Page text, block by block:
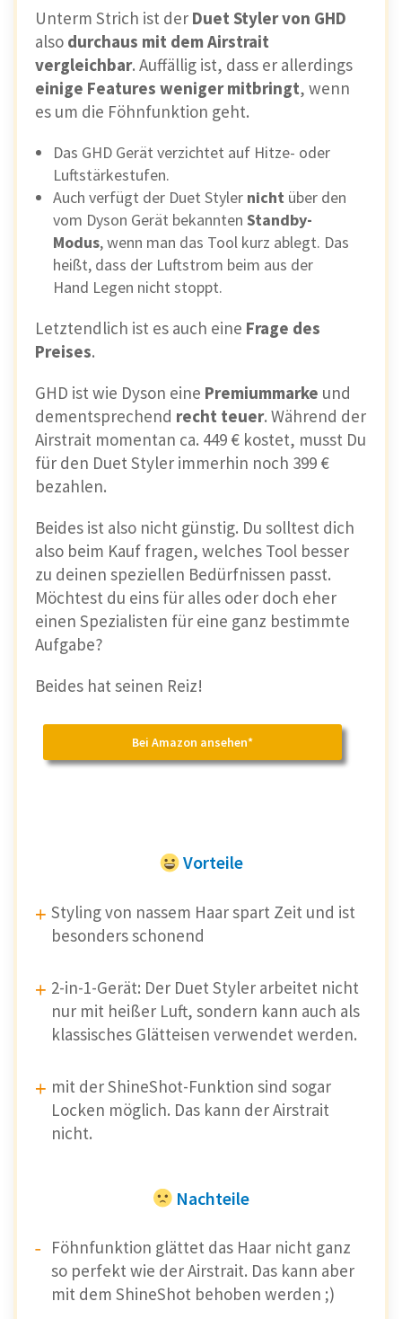
Unterm Strich ist der Duet Styler von GHD
also durchaus mit dem Airstrait
vergleichbar. Auffällig ist, dass er allerdings
einige Features weniger mitbringt, wenn
es um die Föhnfunktion geht.
Das GHD Gerät verzichtet auf Hitze- oder
Luftstärkestufen.
Auch verfügt der Duet Styler nicht über den
vom Dyson Gerät bekannten Standby-
Modus, wenn man das Tool kurz ablegt. Das
heißt, dass der Luftstrom beim aus der
Hand Legen nicht stoppt.
Letztendlich ist es auch eine Frage des
Preises.
GHD ist wie Dyson eine Premiummarke und
dementsprechend recht teuer. Während der
Airstrait momentan ca. 449 € kostet, musst Du
für den Duet Styler immerhin noch 399 €
bezahlen.
Beides ist also nicht günstig. Du solltest dich
also beim Kauf fragen, welches Tool besser
zu deinen speziellen Bedürfnissen passt.
Möchtest du eins für alles oder doch eher
einen Spezialisten für eine ganz bestimmte
Aufgabe?
Beides hat seinen Reiz!
Bei Amazon ansehen*
Vorteile
Styling von nassem Haar spart Zeit und ist
besonders schonend
2-in-1-Gerät: Der Duet Styler arbeitet nicht
nur mit heißer Luft, sondern kann auch als
klassisches Glätteisen verwendet werden.
mit der ShineShot-Funktion sind sogar
Locken möglich. Das kann der Airstrait
nicht.
Nachteile
Föhnfunktion glättet das Haar nicht ganz
so perfekt wie der Airstrait. Das kann aber
mit dem ShineShot behoben werden ;)